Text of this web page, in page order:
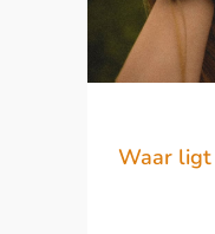
Waar ligt